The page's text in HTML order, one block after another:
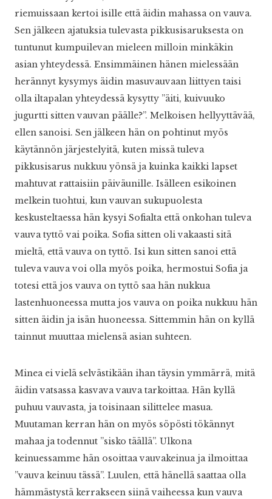
riemuissaan kertoi isille että äidin mahassa on vauva.
Sen jälkeen ajatuksia tulevasta pikkusisaruksesta on
tuntunut kumpuilevan mieleen milloin minkäkin
asian yhteydessä. Ensimmäinen hänen mielessään
herännyt kysymys äidin masuvauvaan liittyen taisi
olla iltapalan yhteydessä kysytty ”äiti, kuivuuko
jugurtti sitten vauvan päälle?”. Melkoisen hellyyttävää,
ellen sanoisi. Sen jälkeen hän on pohtinut myös
käytännön järjestelyitä, kuten missä tuleva
pikkusisarus nukkuu yönsä ja kuinka kaikki lapset
mahtuvat rattaisiin päiväunille. Isälleen esikoinen
melkein tuohtui, kun vauvan sukupuolesta
keskusteltaessa hän kysyi Sofialta että onkohan tuleva
vauva tyttö vai poika. Sofia sitten oli vakaasti sitä
mieltä, että vauva on tyttö. Isi kun sitten sanoi että
tuleva vauva voi olla myös poika, hermostui Sofia ja
totesi että jos vauva on tyttö saa hän nukkua
lastenhuoneessa mutta jos vauva on poika nukkuu hän
sitten äidin ja isän huoneessa. Sittemmin hän on kyllä
tainnut muuttaa mielensä asian suhteen.
Minea ei vielä selvästikään ihan täysin ymmärrä, mitä
äidin vatsassa kasvava vauva tarkoittaa. Hän kyllä
puhuu vauvasta, ja toisinaan silittelee masua.
Muutaman kerran hän on myös söpösti tökännyt
mahaa ja todennut ”sisko täällä”. Ulkona
keinuessamme hän osoittaa vauvakeinua ja ilmoittaa
”vauva keinuu tässä”. Luulen, että hänellä saattaa olla
hämmästystä kerrakseen siinä vaiheessa kun vauva